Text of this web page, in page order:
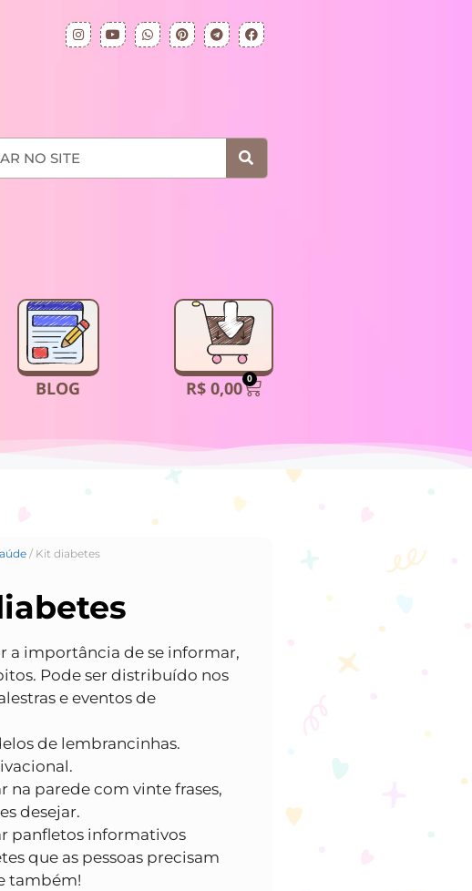
BLOG R$0,00 0
/ Kit diabetes
a importância de se informar,
Pode ser distribuído nos
e eventos de
de lembrancinhas.
na parede com vinte frases,
desejar.
panfletos informativos
que as pessoas precisam
também!